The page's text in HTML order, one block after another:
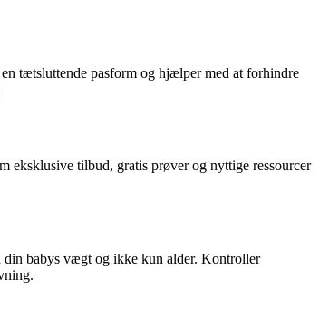
tætsluttende pasform og hjælper med at forhindre
eksklusive tilbud, gratis prøver og nyttige ressourcer
din babys vægt og ikke kun alder. Kontroller